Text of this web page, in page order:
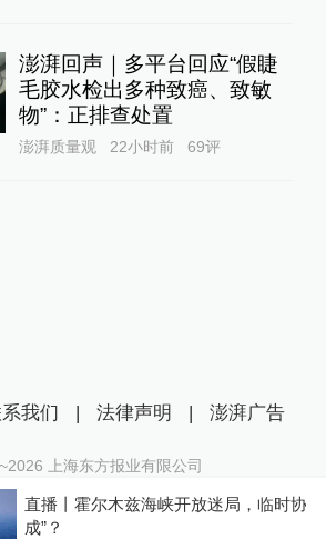
澎湃回声｜多平台回应“假睫
毛胶水检出多种致癌、致敏
物”：正排查处置
澎湃质量观 22小时前 69评
丨霍尔木兹海峡开放迷局，临时协议“接近达
我们 | 法律声明 | 澎湃广告
2026 上海东方报业有限公司
20170116 | 沪ICP备14003370号
息服务许可证：31120170006